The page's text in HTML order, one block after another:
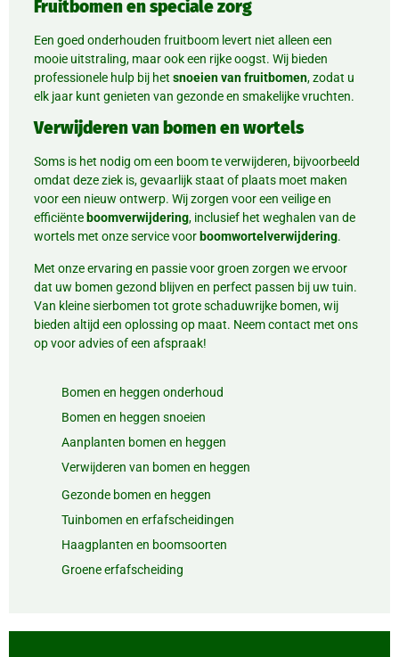
Fruitbomen en speciale zorg
Een goed onderhouden fruitboom levert niet alleen een
mooie uitstraling, maar ook een rijke oogst. Wij bieden
professionele hulp bij het snoeien van fruitbomen, zodat u
elk jaar kunt genieten van gezonde en smakelijke vruchten.
Verwijderen van bomen en wortels
Soms is het nodig om een boom te verwijderen, bijvoorbeeld
omdat deze ziek is, gevaarlijk staat of plaats moet maken
voor een nieuw ontwerp. Wij zorgen voor een veilige en
efficiënte boomverwijdering, inclusief het weghalen van de
wortels met onze service voor boomwortelverwijdering.
Met onze ervaring en passie voor groen zorgen we ervoor
dat uw bomen gezond blijven en perfect passen bij uw tuin.
Van kleine sierbomen tot grote schaduwrijke bomen, wij
bieden altijd een oplossing op maat. Neem contact met ons
op voor advies of een afspraak!
Bomen en heggen onderhoud
Bomen en heggen snoeien
Aanplanten bomen en heggen
Verwijderen van bomen en heggen
Gezonde bomen en heggen
Tuinbomen en erfafscheidingen
Haagplanten en boomsoorten
Groene erfafscheiding